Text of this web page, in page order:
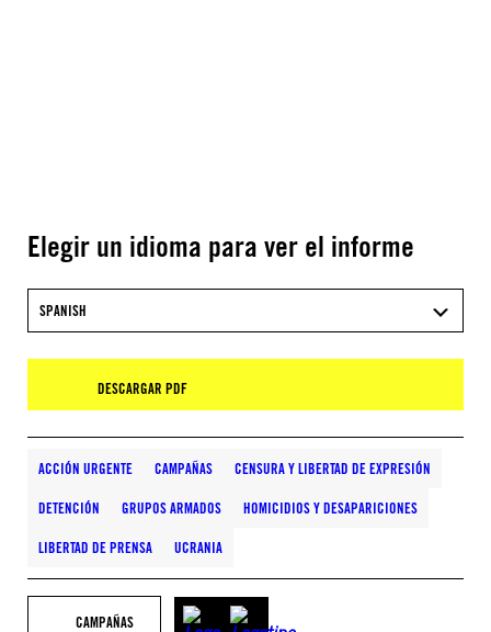
Elegir un idioma para ver el informe
SPANISH
DESCARGAR PDF
ACCIÓN URGENTE CAMPAÑAS CENSURA Y LIBERTAD DE EXPRESIÓN
DETENCIÓN GRUPOS ARMADOS HOMICIDIOS Y DESAPARICIONES
LIBERTAD DE PRENSA UCRANIA
CAMPAÑAS